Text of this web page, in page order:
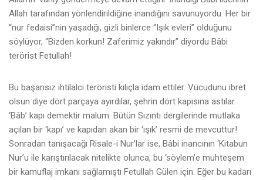
Allah tarafından yönlendirildiğine inandığını savunuyordu. Her bir
“nur fedaisi”nin yaşadığı, gizli binlerce “Işık evleri” olduğunu
söylüyor, “Bizden korkun! Zaferimiz yakındır” diyordu Bâbi
terörist Fetullah!
Bu başarısız ihtilalci teröristi kılıçla idam ettiler. Vücudunu ibret
olsun diye dört parçaya ayırdılar, şehrin dört kapısına astılar.
‘Bâb’ kapı demektir malum. Bütün Sızıntı dergilerinde mutlaka
açılan bir ‘kapı’ ve kapıdan akan bir ‘ışık’ resmi de mevcuttur!
Sonradan tanışacağı Risale-i Nur’lar ise, Bâbi inancının ‘Kitabun
Nur’u ile karıştırılacak nitelikte olunca, bu ‘söylem’e muhteşem
bir kamuflaj imkanı sağlamıştı Fetullah Gülen için. Eğer bu kadarı